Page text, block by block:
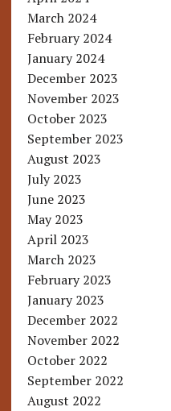
March 2024
February 2024
January 2024
December 2023
November 2023
October 2023
September 2023
August 2023
July 2023
June 2023
May 2023
April 2023
March 2023
February 2023
January 2023
December 2022
November 2022
October 2022
September 2022
August 2022